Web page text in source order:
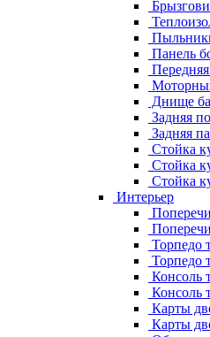
Панель
Передняя
Днище
Задняя
Задняя
Стойка
Стойка
Стойка
Интерьер
Торпедо
Торпедо
Консоль
Консоль
Карты
Карты